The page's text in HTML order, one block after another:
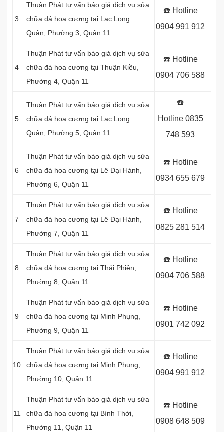
3
Thuận Phát tư vấn báo giá dịch vụ sửa
chữa đá hoa cương tại Lạc Long
Quân, Phường 3, Quận 11
☎️ Hotline
0904 991 912
4
Thuận Phát tư vấn báo giá dịch vụ sửa
chữa đá hoa cương tại Thuận Kiều,
Phường 4, Quận 11
☎️ Hotline
0904 706 588
5
Thuận Phát tư vấn báo giá dịch vụ sửa
chữa đá hoa cương tại Lạc Long
Quân, Phường 5, Quận 11
☎️
Hotline0835
748 593
6
Thuận Phát tư vấn báo giá dịch vụ sửa
chữa đá hoa cương tại Lê Đại Hành,
Phường 6, Quận 11
☎️ Hotline
0934 655 679
7
Thuận Phát tư vấn báo giá dịch vụ sửa
chữa đá hoa cương tại Lê Đại Hành,
Phường 7, Quận 11
☎️ Hotline
0825 281 514
8
Thuận Phát tư vấn báo giá dịch vụ sửa
chữa đá hoa cương tại Thái Phiên,
Phường 8, Quận 11
☎️ Hotline
0904 706 588
9
Thuận Phát tư vấn báo giá dịch vụ sửa
chữa đá hoa cương tại Minh Phụng,
Phường 9, Quận 11
☎️ Hotline
0901 742 092
10
Thuận Phát tư vấn báo giá dịch vụ sửa
chữa đá hoa cương tại Minh Phụng,
Phường 10, Quận 11
☎️ Hotline
0904 991 912
11
Thuận Phát tư vấn báo giá dịch vụ sửa
chữa đá hoa cương tại Bình Thới,
Phường 11, Quận 11
☎️ Hotline
0908 648 509